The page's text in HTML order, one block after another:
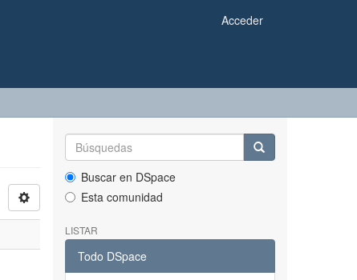
Acceder
Buscar en DSpace
Esta comunidad
LISTAR
Todo DSpace